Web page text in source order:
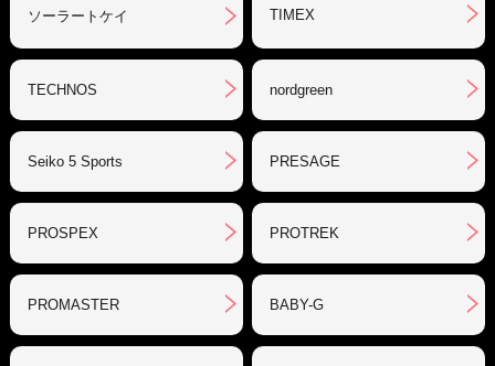
ソーラートケイ TIMEX
TECHNOS nordgreen
Seiko 5 Sports PRESAGE
PROSPEX PROTREK
PROMASTER BABY-G